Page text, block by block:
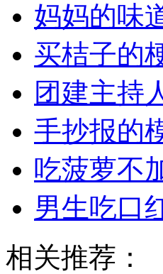
妈妈的味
买桔子的
团建主持
手抄报的
吃菠萝不
男生吃口
相关推荐：